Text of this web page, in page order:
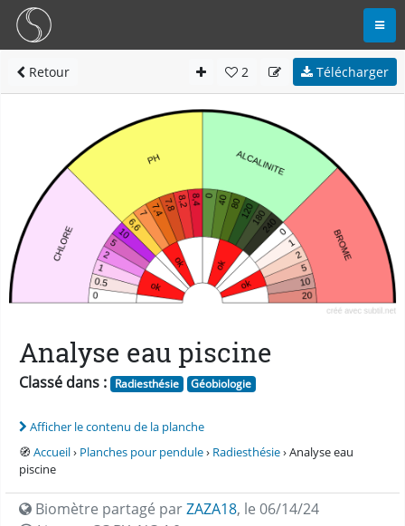
Retour 2 Télécharger
Analyse eau piscine
Classé dans : Radiesthésie Géobiologie
Afficher le contenu de la planche
🧭 Accueil› Planches pour pendule› Radiesthésie› Analyse eau
piscine
Biomètre partagé parZAZA18, le 06/14/24